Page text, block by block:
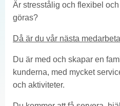
Är stresstålig och flexibel
göras?
Då är du vår nästa
Du är med och skapar en
kunderna, med mycket
och aktiviteter.